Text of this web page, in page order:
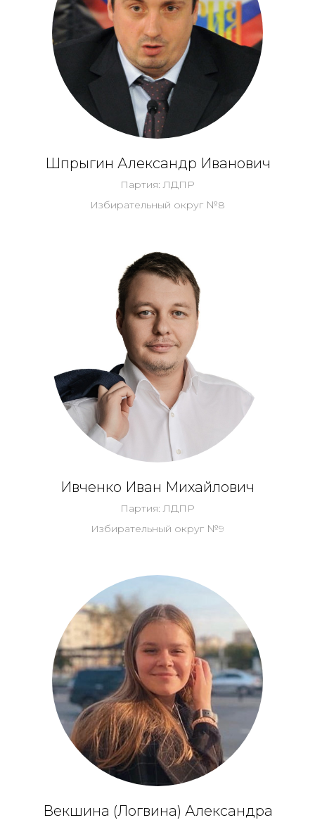
Шпрыгин Александр Иванович
Партия: ЛДПР
Избирательный округ №8
Ивченко Иван Михайлович
Партия: ЛДПР
Избирательный округ №9
Векшина (Логвина) Александра